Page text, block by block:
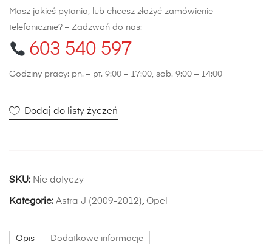
Masz jakieś pytania, lub chcesz złożyć zamówienie
telefonicznie? – Zadzwoń do nas:
603 540 597
Godziny pracy: pn. – pt. 9:00 – 17:00, sob. 9:00 – 14:00
Dodaj do listy życzeń
SKU: Nie dotyczy
Kategorie: Astra J (2009-2012), Opel
Opis Dodatkowe informacje